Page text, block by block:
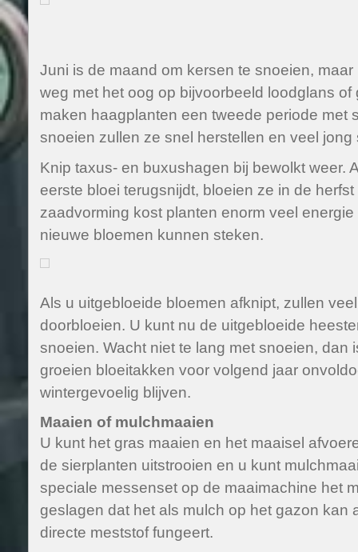
Juni is de maand om kersen te snoeien,
weg met het oog op bijvoorbeeld loodglans of
maken haagplanten een tweede periode met
snoeien zullen ze snel herstellen en veel jong
Knip taxus- en buxushagen bij bewolkt weer.
eerste bloei terugsnijdt, bloeien ze in de
zaadvorming kost planten enorm veel
nieuwe bloemen kunnen steken.
Als u uitgebloeide bloemen afknipt, zullen
doorbloeien. U kunt nu de uitgebloeide
snoeien. Wacht niet te lang met snoeien, dan
groeien bloeitakken voor volgend jaar
wintergevoelig blijven.
Maaien of mulchmaaien
U kunt het gras maaien en het maaisel
de sierplanten uitstrooien en u kunt
speciale messenset op de maaimachine het
geslagen dat het als mulch op het gazon kan
directe meststof fungeert.